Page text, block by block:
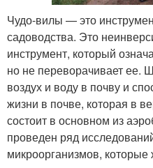
Чудо-вилы — это
садоводства. Это
инструмент, который
но не переворачивает ее.
воздух и воду в почву и
жизни в почве, которая в
состоит в основном из
проведен ряд
микроорганизмов, которые